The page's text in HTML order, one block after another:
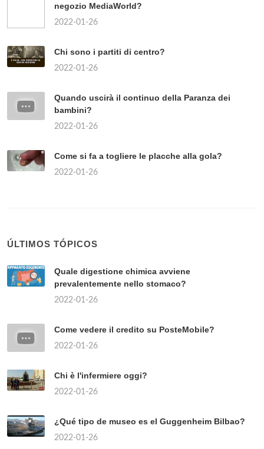
negozio MediaWorld?
2022-01-26
Chi sono i partiti di centro?
2022-01-26
Quando uscirà il continuo della Paranza dei
bambini?
2022-01-26
Come si fa a togliere le placche alla gola?
2022-01-26
ÚLTIMOS TÓPICOS
Quale digestione chimica avviene
prevalentemente nello stomaco?
2022-01-26
Come vedere il credito su PosteMobile?
2022-01-26
Chi è l'infermiere oggi?
2022-01-26
¿Qué tipo de museo es el Guggenheim Bilbao?
2022-01-26